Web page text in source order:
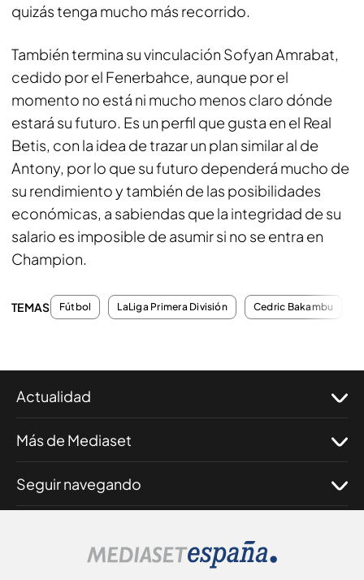
quizás tenga mucho más recorrido.
También termina su vinculación Sofyan Amrabat,
cedido por el Fenerbahce, aunque por el
momento no está ni mucho menos claro dónde
estará su futuro. Es un perfil que gusta en el Real
Betis, con la idea de trazar un plan similar al de
Antony, por lo que su futuro dependerá mucho de
su rendimiento y también de las posibilidades
económicas, a sabiendas que la integridad de su
salario es imposible de asumir si no se entra en
Champion.
TEMAS Fútbol LaLiga Primera División Cedric Bakambu
Actualidad
Más de Mediaset
Seguir navegando